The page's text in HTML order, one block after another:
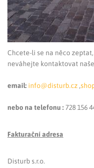
Chcete-li se na něco
neváhejte kontaktovat
email: info@disturb.cz ,
nebo na telefonu : 728 156
Fakturační adresa
Disturb s.r.o.